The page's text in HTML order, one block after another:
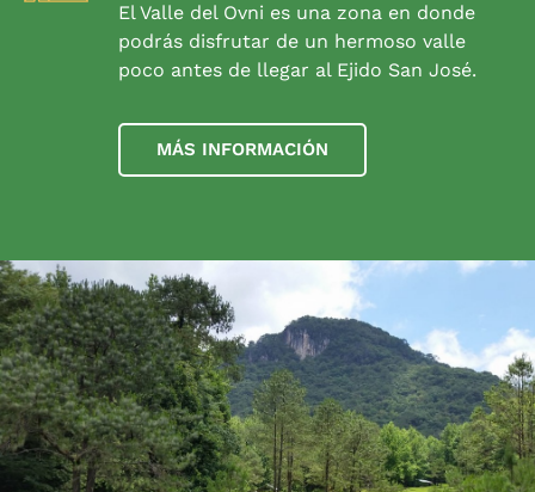
El Valle del Ovni es una zona en donde
podrás disfrutar de un hermoso valle
poco antes de llegar al Ejido San José.
MÁS INFORMACIÓN